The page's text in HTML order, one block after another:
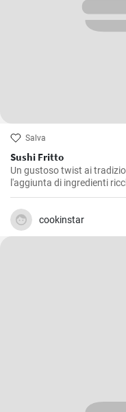
Salva
Sushi Fritto
Un gustoso twist ai
l'aggiunta di ingredienti
formaggio. La frittura
delizioso che ne farà
cookinstar